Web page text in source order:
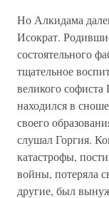
Но Алкидама
Исократ.
со­стоятельного
тщательное
великого
находился в
своего
слушал Горгия.
катастрофы,
войны, потеряла
другие, был